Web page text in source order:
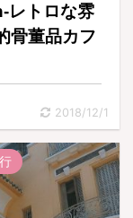
レトロな雰
骨董品カフ
2018/12/1